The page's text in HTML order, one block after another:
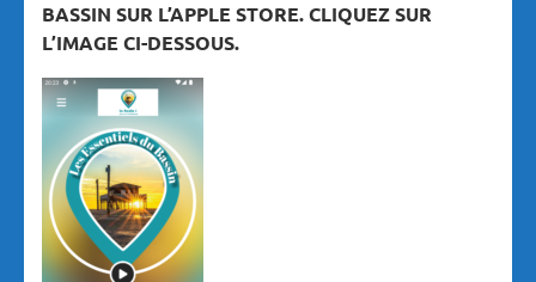
BASSIN SUR L’APPLE STORE. CLIQUEZ SUR
L’IMAGE CI-DESSOUS.